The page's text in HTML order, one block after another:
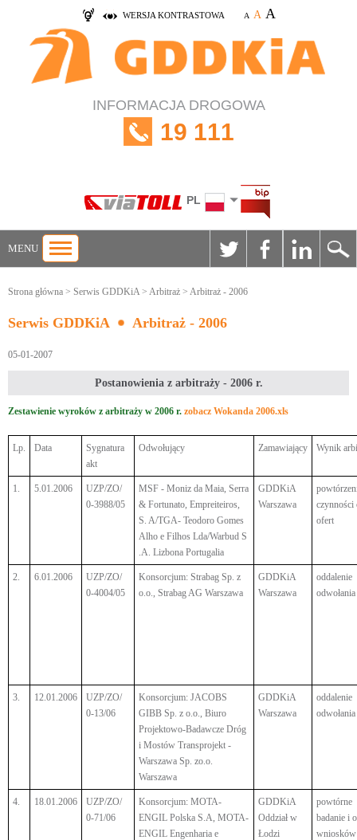
WERSJA KONTRASTOWA A A A
INFORMACJA DROGOWA
19 111
PL
MENU
Strona główna > Serwis GDDKiA> Arbitraż > Arbitraż - 2006
Serwis GDDKiA Arbitraż - 2006
05-01-2007
Postanowienia z arbitraży - 2006 r.
Zestawienie wyroków z arbitraży w 2006 r. zobacz Wokanda 2006.xls
Lp. Data
Sygnatura
akt
Odwołujący Zamawiający Wynik
1. 5.01.2006
UZP/ZO/
0-3988/05
MSF - Moniz da Maia, Serra
& Fortunato, Empreiteiros,
S. A/TGA- Teodoro Gomes
Alho e Filhos Lda/Warbud S
.A. Lizbona Portugalia
GDDKiA
Warszawa
czynności
ofert
2. 6.01.2006
UZP/ZO/
0-4004/05
Konsorcjum: Strabag Sp. z
o.o., Strabag AG Warszawa
GDDKiA
Warszawa
oddalenie
odwołania
3. 12.01.2006
UZP/ZO/
0-13/06
Konsorcjum: JACOBS
GIBB Sp. z o.o., Biuro
Projektowo-Badawcze Dróg
i Mostów Transprojekt -
Warszawa Sp. zo.o.
Warszawa
GDDKiA
Warszawa
oddalenie
odwołania
4. 18.01.2006
UZP/ZO/
0-71/06
Konsorcjum: MOTA-
ENGIL Polska S.A, MOTA-
ENGIL Engenharia e
GDDKiA
Oddział w
Łodzi
powtórne
badanie i
wniosków